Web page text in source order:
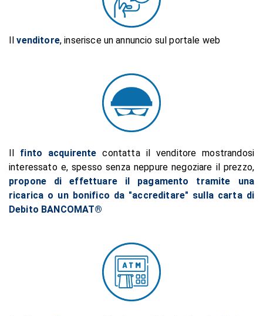
Ilvenditore, inserisce un annuncio sul portale web
Il finto acquirente contatta il venditore mostrandosi
interessato e, spesso senza neppure negoziare il prezzo,
propone di effettuare il pagamento tramite una
ricarica o un bonifico da "accreditare" sulla carta di
Debito BANCOMAT®